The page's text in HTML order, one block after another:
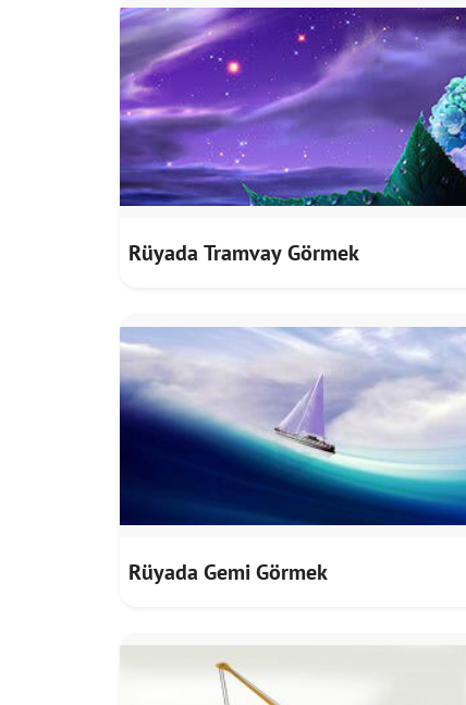
Rüyada Tramvay Görmek
Rüyada Gemi Görmek